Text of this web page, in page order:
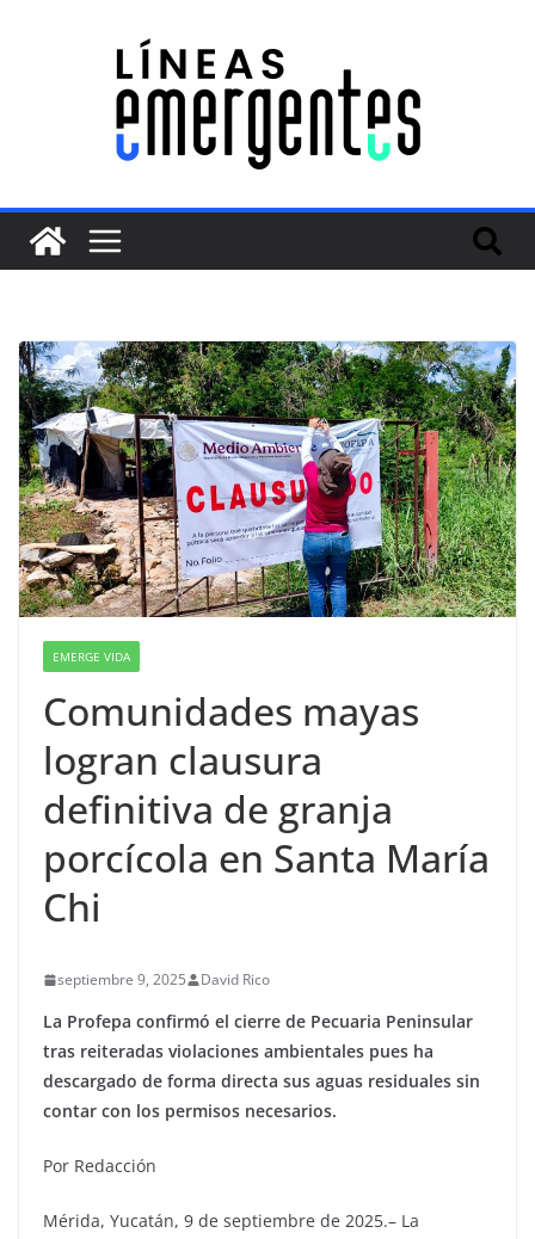
EMERGE VIDA
Comunidades mayas
logran clausura
definitiva de granja
porcícola en Santa María
Chi
septiembre 9, 2025 David Rico
La Profepa confirmó el cierre de Pecuaria Peninsular
tras reiteradas violaciones ambientales pues ha
descargado de forma directa sus aguas residuales sin
contar con los permisos necesarios.
Por Redacción
Mérida, Yucatán, 9 de septiembre de 2025.– La